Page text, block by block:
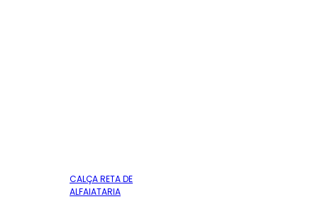
CALÇA RETA DE
ALFAIATARIA